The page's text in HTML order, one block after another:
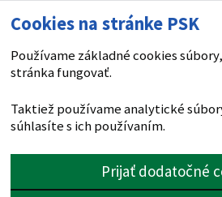
Cookies na stránke PSK
Používame základné cookies
stránka fungovať.
Taktiež používame analytické
súhlasíte s ich používaním.
Prijať dodatočné